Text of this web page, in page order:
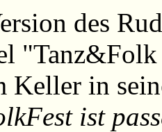
des
"Tanz&Folk
Keller in
ist